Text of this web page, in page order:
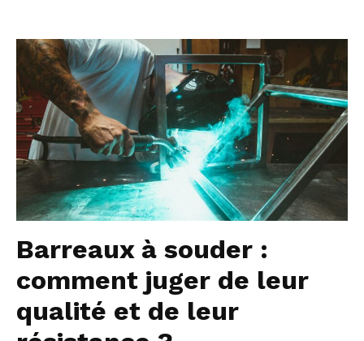
Barreaux à souder :
comment juger de leur
qualité et de leur